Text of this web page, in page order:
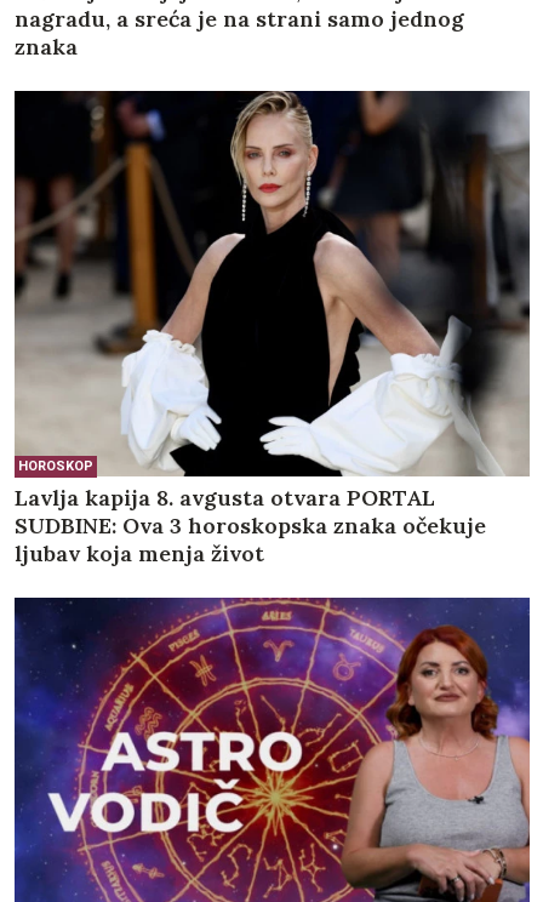
nagradu, a sreća je na strani samo jednog
znaka
HOROSKOP
Lavlja kapija 8. avgusta otvara PORTAL
SUDBINE: Ova 3 horoskopska znaka očekuje
ljubav koja menja život